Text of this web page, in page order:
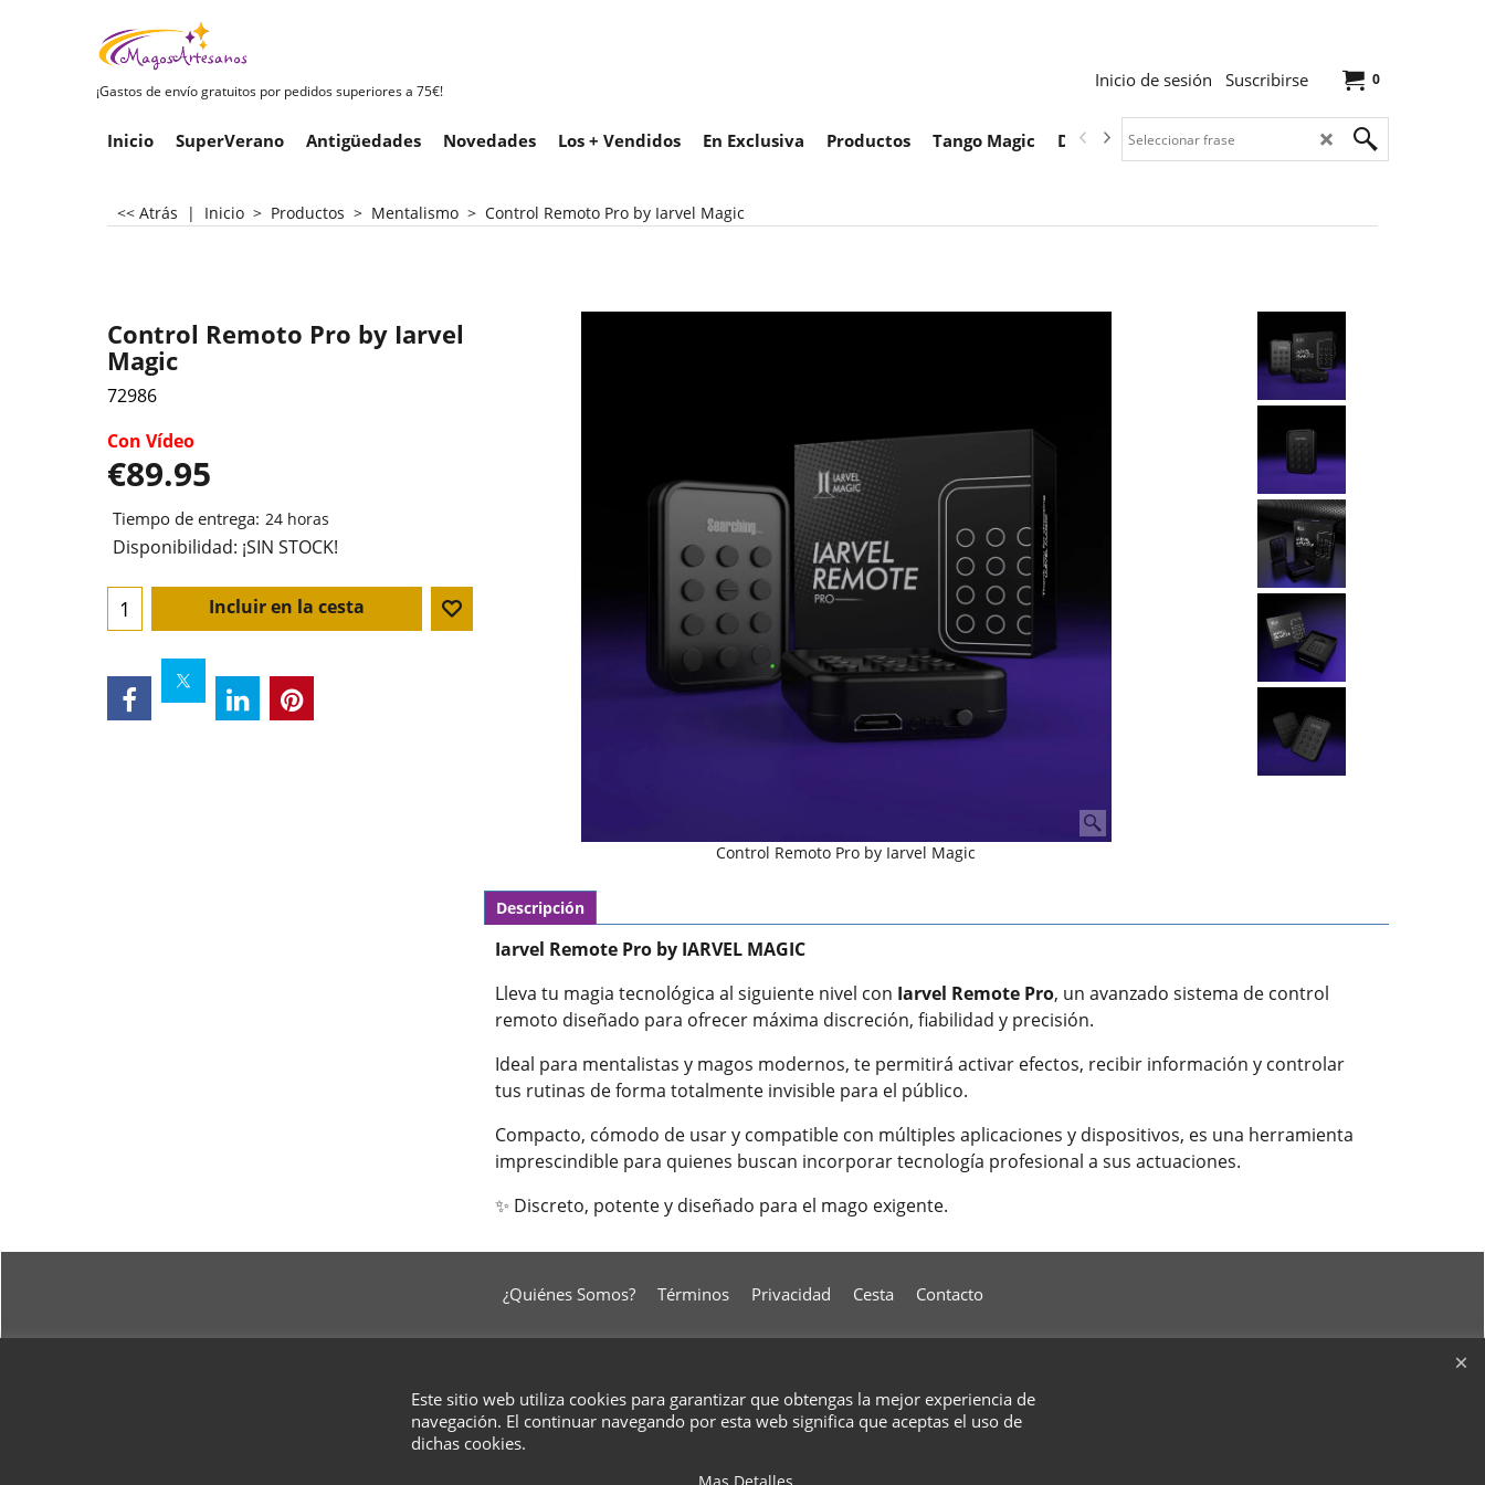
¡Gastos de envío gratuitos por pedidos superiores a 75€!
0
Inicio de sesión Suscribirse
Inicio SuperVerano Antigüedades Novedades Los + Vendidos En Exclusiva Productos Tango Magic Descargas
<< Atrás | Inicio > Productos > Mentalismo > Control Remoto Pro by Iarvel Magic
Control Remoto Pro by Iarvel Magic
Control Remoto Pro by Iarvel
Magic
72986
Con Vídeo
€89.95
Tiempo de entrega: 24 horas
Disponibilidad: ¡SIN STOCK!
Incluir en la cesta
Descripción
Iarvel Remote Pro by IARVEL MAGIC
Lleva tu magia tecnológica al siguiente nivel con Iarvel Remote Pro, un avanzado sistema de control
remoto diseñado para ofrecer máxima discreción, fiabilidad y precisión.
Ideal para mentalistas y magos modernos, te permitirá activar efectos, recibir información y controlar
tus rutinas de forma totalmente invisible para el público.
Compacto, cómodo de usar y compatible con múltiples aplicaciones y dispositivos, es una herramienta
imprescindible para quienes buscan incorporar tecnología profesional a sus actuaciones.
✨ Discreto, potente y diseñado para el mago exigente.
¿Quiénes Somos? Términos Privacidad Cesta Contacto
ShopFactory eCommerce
software was used.
Este sitio web utiliza cookies para garantizar que obtengas la mejor experiencia de
navegación. El continuar navegando por esta web significa que aceptas el uso de
dichas cookies.
Mas Detalles